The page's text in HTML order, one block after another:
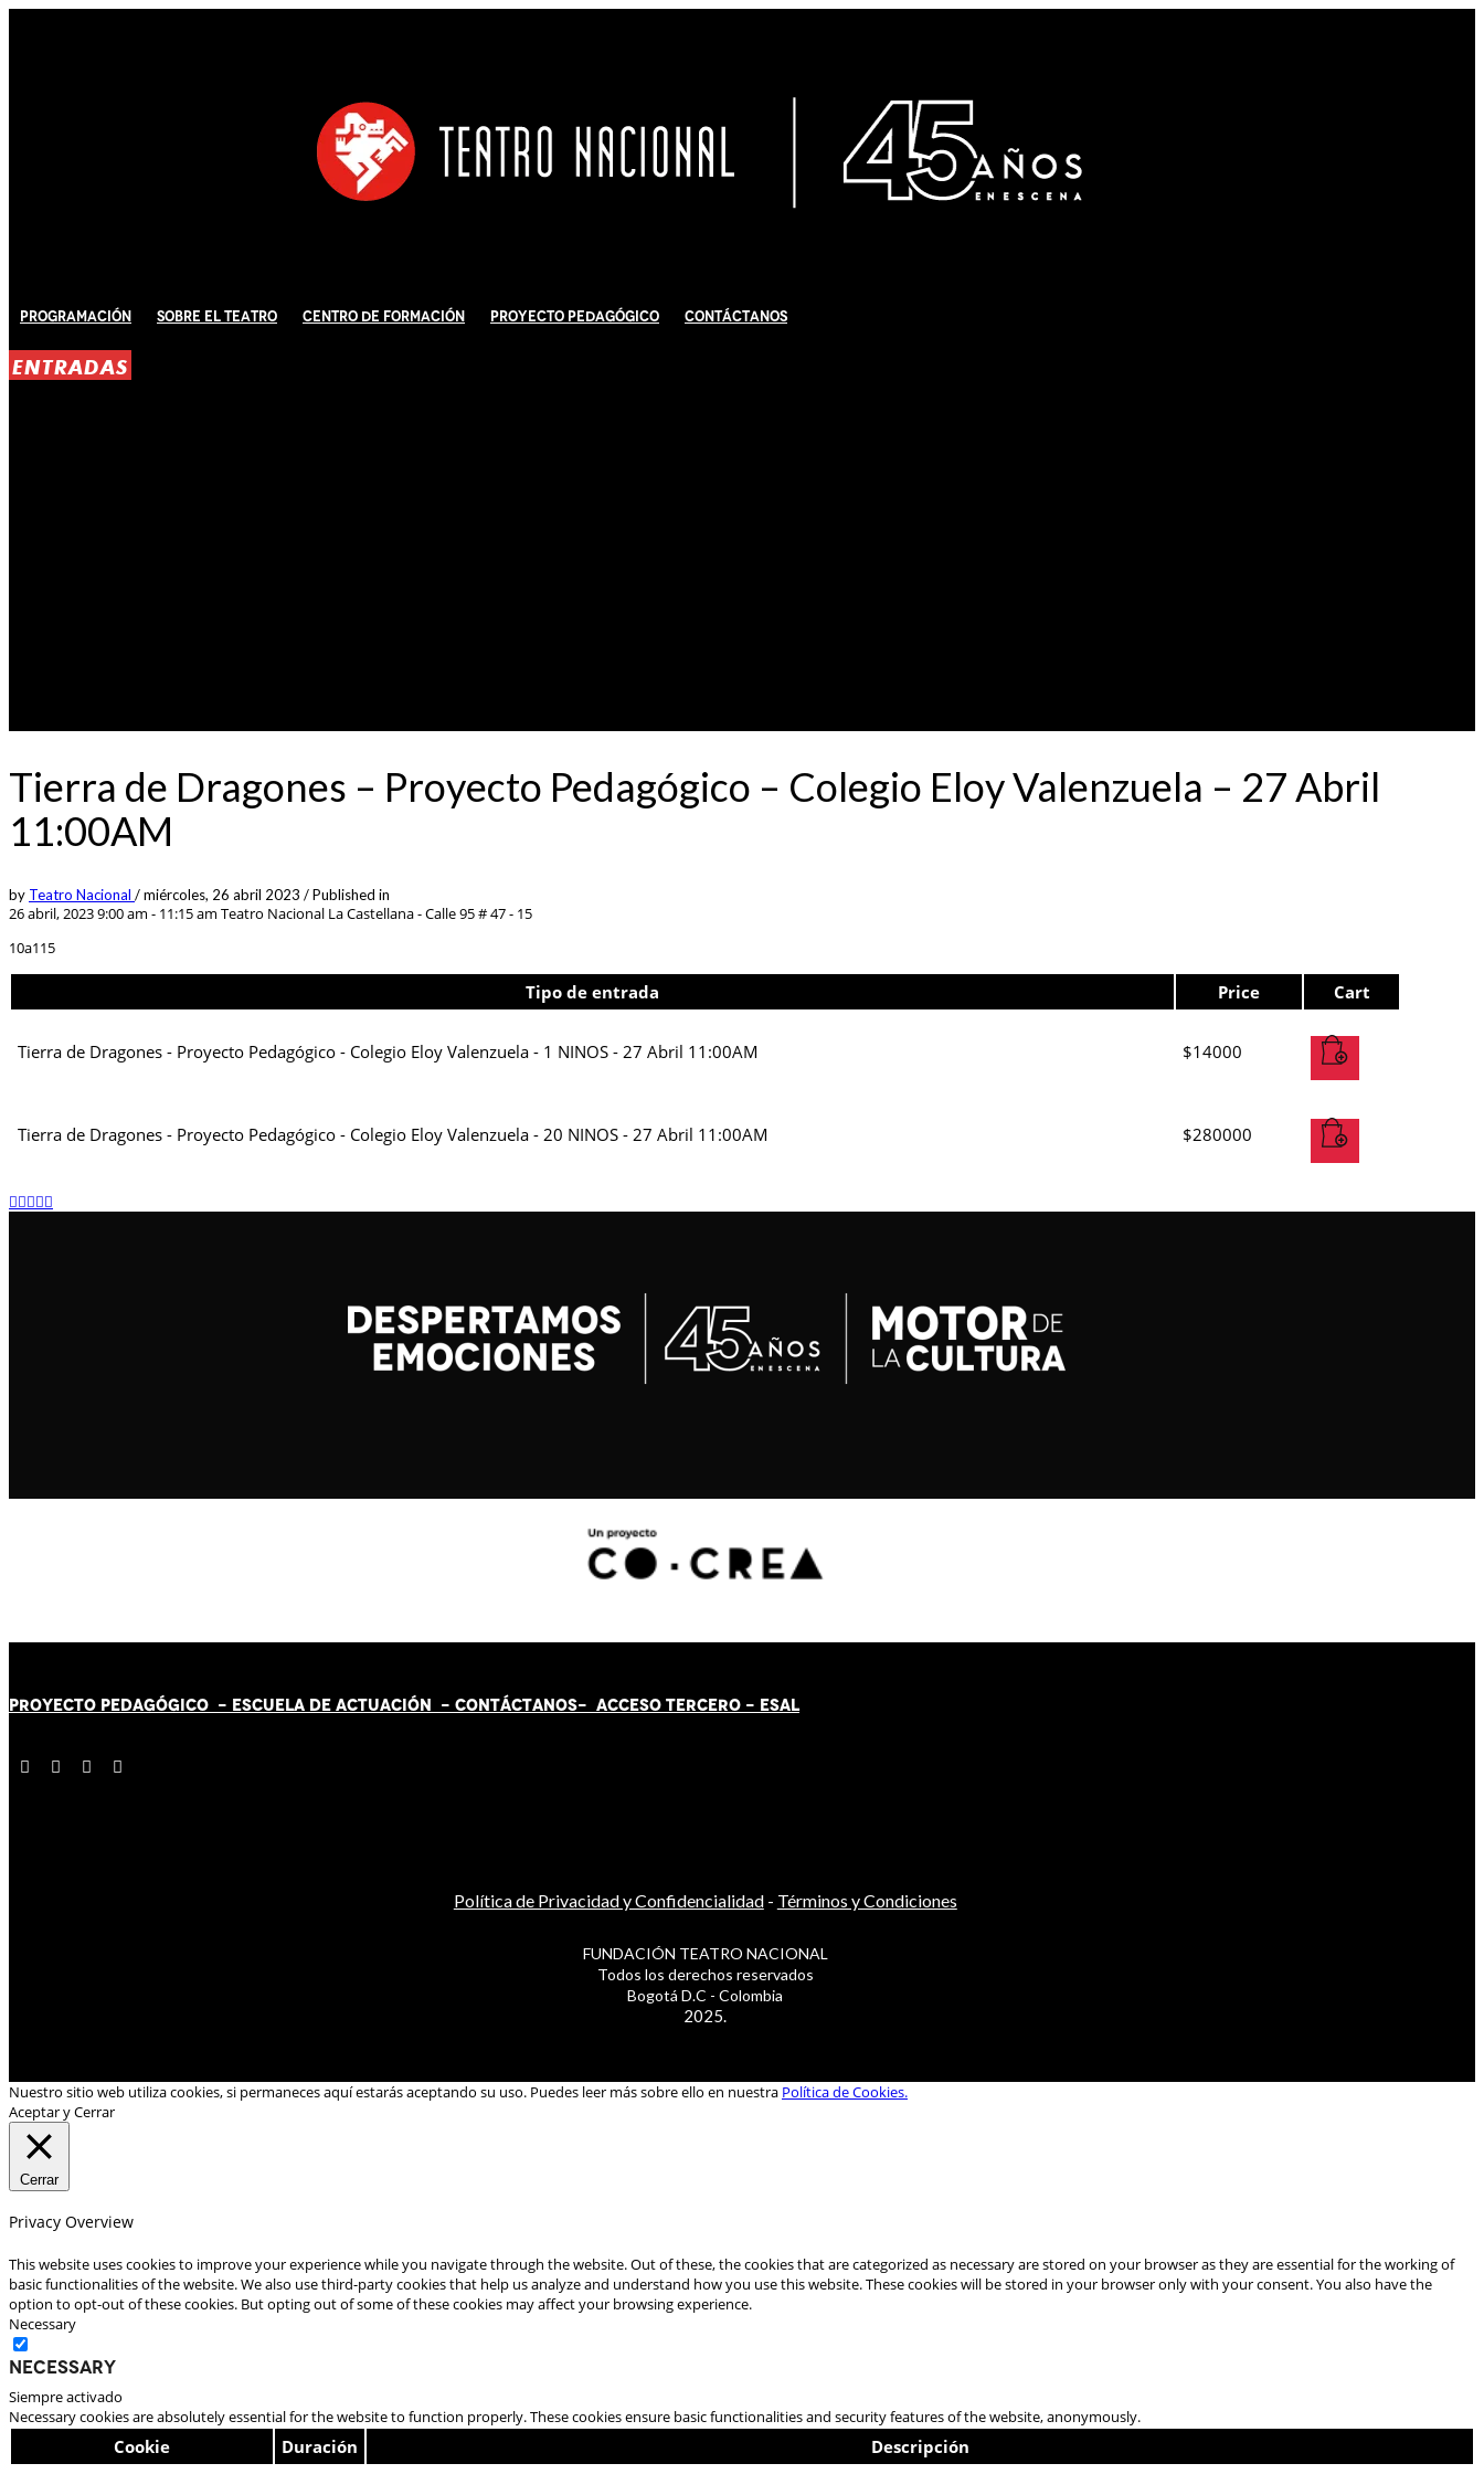
Programación Sobre El Teatro Centro de Formación Proyecto Pedagógico Contáctanos
ENTRADAS
Tierra de Dragones – Proyecto Pedagógico – Colegio Eloy Valenzuela – 27 Abril
11:00AM
by Teatro Nacional /miércoles, 26 abril 2023 /Published in
26 abril, 2023 9:00 am - 11:15 am Teatro Nacional La Castellana - Calle 95 # 47 - 15
10a115
Tipo de entrada Price Cart
Tierra de Dragones - Proyecto Pedagógico - Colegio Eloy Valenzuela - 1 NINOS - 27 Abril 11:00AM $14000
Tierra de Dragones - Proyecto Pedagógico - Colegio Eloy Valenzuela - 20 NINOS - 27 Abril 11:00AM $280000
PROYECTO PEDAGÓGICO - ESCUELA DE ACTUACIÓN - CONTÁCTANOS- ACCESO TERCERO - ESAL
Política de Privacidad y Confidencialidad- Términos y Condiciones
FUNDACIÓN TEATRO NACIONAL
Todos los derechos reservados
Bogotá D.C - Colombia
2025.
Nuestro sitio web utiliza cookies, si permaneces aquí estarás aceptando su uso. Puedes leer más sobre ello en nuestra Política de Cookies.
Aceptar y Cerrar
Cerrar
Privacy Overview
This website uses cookies to improve your experience while you navigate through the website. Out of these, the cookies that are categorized as necessary are stored on your browser as they are essential for the working of
basic functionalities of the website. We also use third-party cookies that help us analyze and understand how you use this website. These cookies will be stored in your browser only with your consent. You also have the
option to opt-out of these cookies. But opting out of some of these cookies may affect your browsing experience.
Necessary
Necessary
Siempre activado
Necessary cookies are absolutely essential for the website to function properly. These cookies ensure basic functionalities and security features of the website, anonymously.
Cookie Duración
Descripción